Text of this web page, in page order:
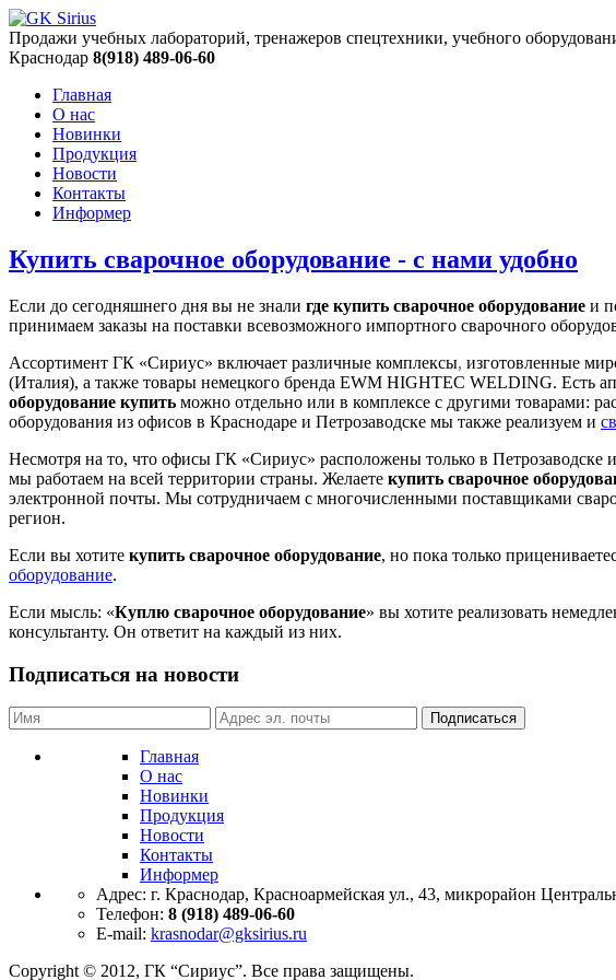
Продажи учебных лабораторий, тренажеров спецтехники, учебного
Краснодар 8(918) 489-06-60
Главная
О нас
Новинки
Продукция
Новости
Контакты
Информер
Купить сварочное оборудование - с нами удобно
Если до сегодняшнего дня вы не знали где купить сварочное оборудование и
принимаем заказы на поставки всевозможного импортного сварочного
Ассортимент ГК «Сириус» включает различные комплексы, изготовленные
(Италия), а также товары немецкого бренда EWM HIGHTEC WELDING. Есть
оборудование купить можно отдельно или в комплексе с другими товарами:
оборудования из офисов в Краснодаре и Петрозаводске мы также реализуем и
Несмотря на то, что офисы ГК «Сириус» расположены только в Петрозаводске
мы работаем на всей территории страны. Желаете купить сварочное
электронной почты. Мы сотрудничаем с многочисленными поставщиками
регион.
Если вы хотите купить сварочное оборудование, но пока только
оборудование.
Если мысль: «Куплю сварочное оборудование» вы хотите реализовать
консультанту. Он ответит на каждый из них.
Подписаться на новости
Подписаться
Главная
О нас
Новинки
Продукция
Новости
Контакты
Информер
Адрес: г. Краснодар, Красноармейская ул., 43, микрорайон
Телефон: 8 (918) 489-06-60
E-mail: krasnodar@gksirius.ru
Copyright © 2012, ГК “Сириус”. Все права защищены.